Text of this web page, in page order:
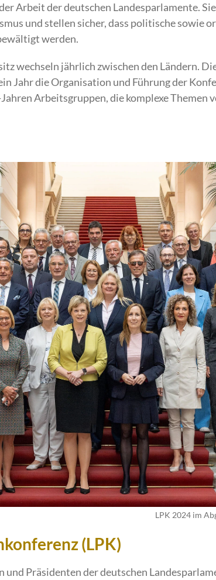
Arbeit der deutschen Landesparlamente.
und stellen sicher, dass politische sowie
werden.
wechseln jährlich zwischen den Ländern.
Jahr die Organisation und Führung der
Arbeitsgruppen, die komplexe Themen
LPK 2024 im
(LPK)
Präsidenten der deutschen